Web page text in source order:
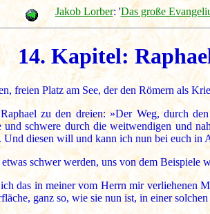
Jakob Lorber: 'Das große
14. Kapitel:
freien Platz am See, der den Römern als
zu den dreien: »Der Weg, durch
schwere durch die weitwendigen und
diesen will und kann ich nun bei euch in
schwer werden, uns von dem
das in meiner vom Herrn mir verliehenen
ganz so, wie sie nun ist, in einer